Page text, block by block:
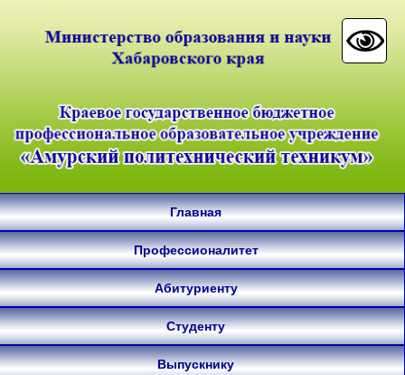
Главная
Профессионалитет
Абитуриенту
Студенту
Выпускнику